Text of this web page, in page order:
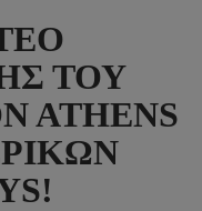
ΤΟΥ
ATHENS